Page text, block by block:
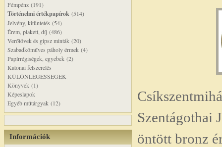
Fémpénz (191)
Történelmi értékpapírok (514)
Jelvény, kitüntetés (54)
Érem, plakett, díj (486)
Verőtövek és gipsz minták (20)
Szabadkőműves páholy érmek (4)
Papírrégiségek, egyebek (2)
Katonai felszerelés
KÜLÖNLEGESSÉGEK
Könyvek (1)
Képeslapok
Egyéb műtárgyak (12)
Információk
Szentágothai
öntött bronz